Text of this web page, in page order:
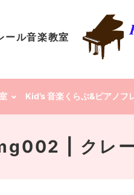
ール音楽教室
Kid’s 音楽くらぶ&ピアノフ
| クレー